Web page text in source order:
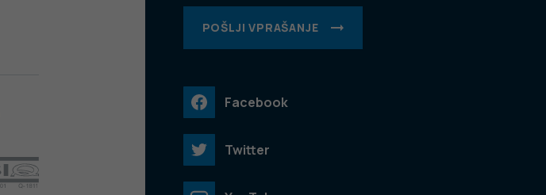
POŠLJI VPRAŠANJE
Facebook
Twitter